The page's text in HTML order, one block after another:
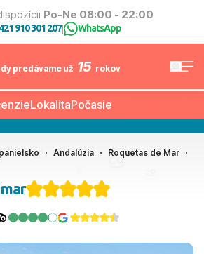
Po-Ne 08:00 - 22:00
910 301 207| WhatsApp
predávame už 15 rokov
LokalitaPočasie
Andalúzia
Roquetas de Mar